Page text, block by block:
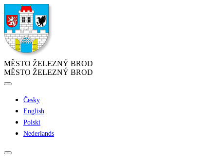
MĚSTO ŽELEZNÝ BROD
MĚSTO ŽELEZNÝ BROD
Česky
English
Polski
Nederlands